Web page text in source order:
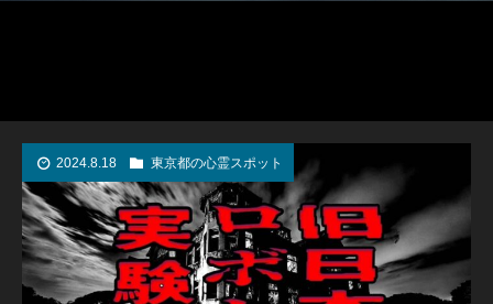
2024.8.18 東京都の心霊スポット